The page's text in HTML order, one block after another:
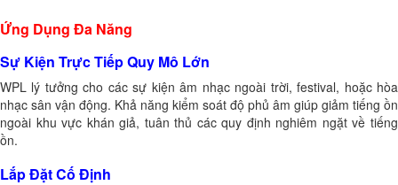
Ứng Dụng Đa Năng
Sự Kiện Trực Tiếp Quy Mô Lớn
WPL lý tưởng cho các sự kiện âm nhạc ngoài trời, festival, hoặc hòa
nhạc sân vận động. Khả năng kiểm soát độ phủ âm giúp giảm tiếng ồn
ngoài khu vực khán giả, tuân thủ các quy định nghiêm ngặt về tiếng
ồn.
Lắp Đặt Cố Định